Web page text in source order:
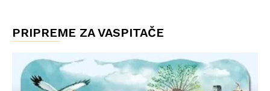
PRIPREME ZA VASPITAČE